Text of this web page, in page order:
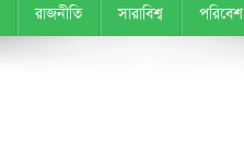
রাজনীতি সারাবিশ্ব পরিবেশ